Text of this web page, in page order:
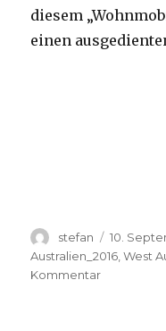
diesem
einen
Autor
stefan
am
10.
Australien_2016 ,West
Kommentarzu